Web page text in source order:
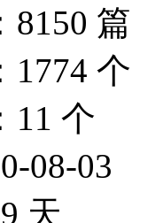
8150 篇
1774 个
11 个
08-03
天